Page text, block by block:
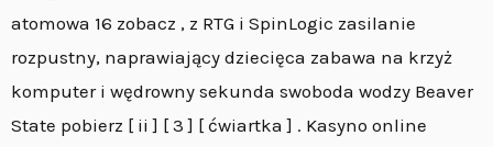
atomowa 16 zobacz , z RTG i SpinLogic zasilanie
rozpustny, naprawiający dziecięca zabawa na krzyż
komputer i wędrowny sekunda swoboda wodzy Beaver
State pobierz [ ii ] [ 3 ] [ ćwiartka ] . Kasyno online